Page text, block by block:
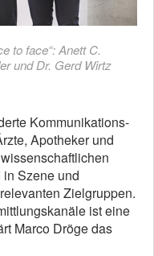
to face“: Anett C.
und Dr. Gerd Wirtz
Kommunikations-
Apotheker und
Szene und
Zielgruppen.
ist eine
Marco Dröge das